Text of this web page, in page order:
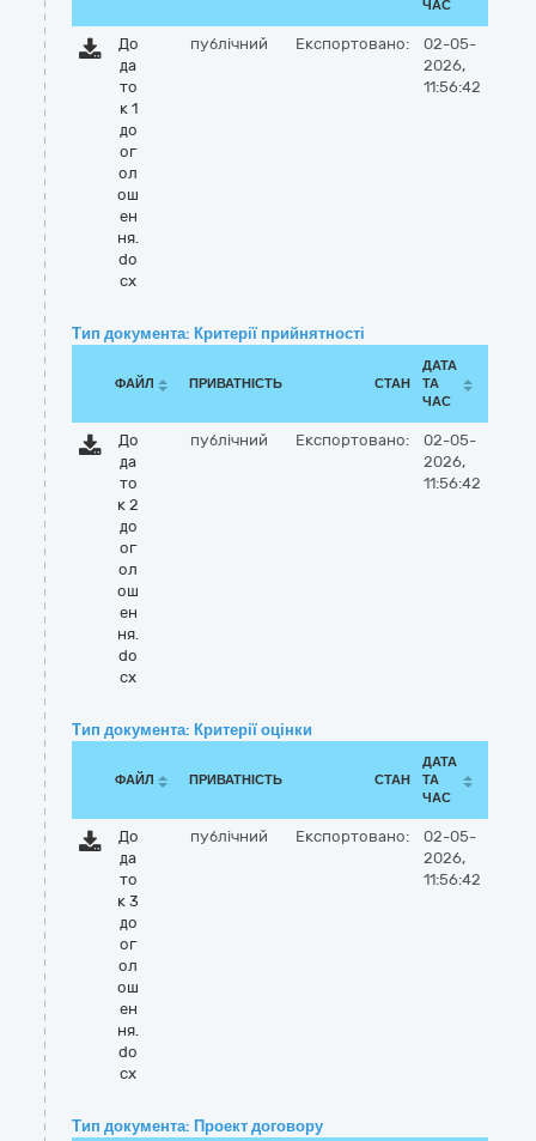
ЧАС
До
да
то
к 1
до
ог
ол
ош
ен
ня.
do
cx
публічний Експортовано:
02-05-
2026,
11:56:42
Тип документа: Критерії прийнятності
ФАЙЛ ПРИВАТНІСТЬ СТАН
ДАТА
ТА
ЧАС
До
да
то
к 2
до
ог
ол
ош
ен
ня.
do
cx
публічний Експортовано:
02-05-
2026,
11:56:42
Тип документа: Критерії оцінки
ФАЙЛ ПРИВАТНІСТЬ СТАН
ДАТА
ТА
ЧАС
До
да
то
к 3
до
ог
ол
ош
ен
ня.
do
cx
публічний Експортовано:
02-05-
2026,
11:56:42
Тип документа: Проект договору